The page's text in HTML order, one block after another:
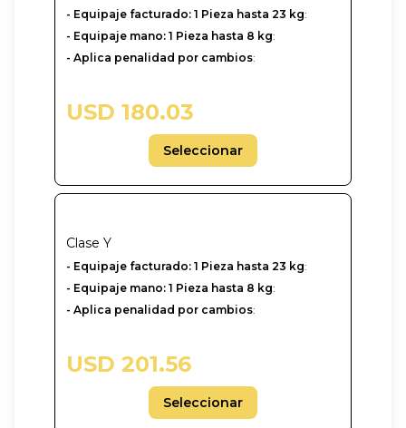
- Equipaje facturado: 1 Pieza hasta 23 kg:
- Equipaje mano: 1 Pieza hasta 8 kg:
- Aplica penalidad por cambios:
USD 180.03
Seleccionar
Clase Y
-‎ Equipaje facturado: 1 Pieza hasta 23 kg:
- Equipaje mano: 1 Pieza hasta 8 kg:
- Aplica penalidad por cambios:
USD 201.56
Seleccionar